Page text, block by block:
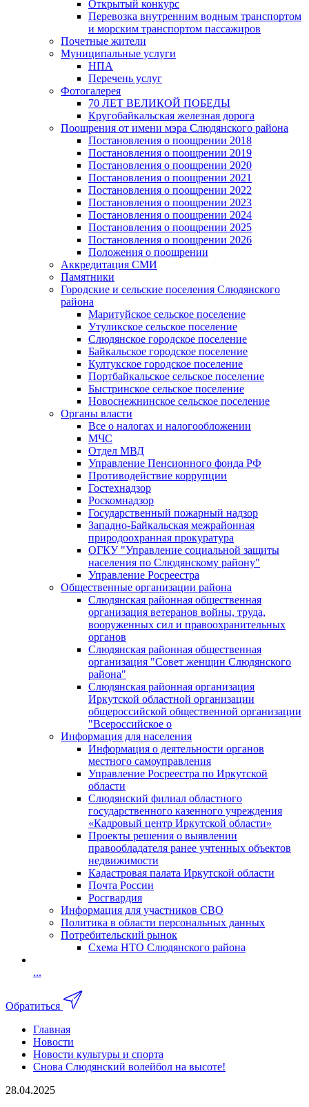
Открытый конкурс
Перевозка внутренним водным транспортом
и морским транспортом пассажиров
Почетные жители
Муниципальные услуги
НПА
Перечень услуг
Фотогалерея
70 ЛЕТ ВЕЛИКОЙ ПОБЕДЫ
Кругобайкальская железная дорога
Поощрения от имени мэра Слюдянского района
Постановления о поощрении 2018
Постановления о поощрении 2019
Постановления о поощрении 2020
Постановления о поощрении 2021
Постановления о поощрении 2022
Постановления о поощрении 2023
Постановления о поощрении 2024
Постановления о поощрении 2025
Постановления о поощрении 2026
Положения о поощрении
Аккредитация СМИ
Памятники
Городские и сельские поселения Слюдянского
района
Маритуйское сельское поселение
Утуликское сельское поселение
Слюдянское городское поселение
Байкальское городское поселение
Култукское городское поселение
Портбайкальское сельское поселение
Быстринское сельское поселение
Новоснежнинское сельское поселение
Органы власти
Все о налогах и налогообложении
МЧС
Отдел МВД
Управление Пенсионного фонда РФ
Противодействие коррупции
Гостехнадзор
Роскомнадзор
Государственный пожарный надзор
Западно-Байкальская межрайонная
природоохранная прокуратура
ОГКУ "Управление социальной защиты
населения по Слюдянскому району"
Управление Росреестра
Общественные организации района
Слюдянская районная общественная
организация ветеранов войны, труда,
вооруженных сил и правоохранительных
органов
Слюдянская районная общественная
организация "Совет женщин Слюдянского
района"
Слюдянская районная организация
Иркутской областной организации
общероссийской общественной организации
"Всероссийское о
Информация для населения
Информация о деятельности органов
местного самоуправления
Управление Росреестра по Иркутской
области
Слюдянский филиал областного
государственного казенного учреждения
«Кадровый центр Иркутской области»
Проекты решения о выявлении
правообладателя ранее учтенных объектов
недвижимости
Кадастровая палата Иркутской области
Почта России
Росгвардия
Информация для участников СВО
Политика в области персональных данных
Потребительский рынок
Схема НТО Слюдянского района
...
Обратиться
Главная
Новости
Новости культуры и спорта
Снова Слюдянский волейбол на высоте!
28.04.2025